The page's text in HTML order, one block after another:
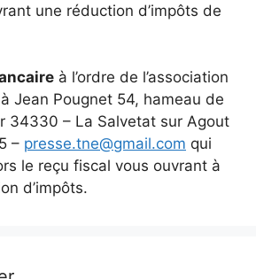
une réduction d’impôts de
à l’ordre de l’association
Jean Pougnet 54, hameau de
34330 – La Salvetat sur Agout
– presse.tne@gmail.com qui
le reçu fiscal vous ouvrant à
d’impôts.